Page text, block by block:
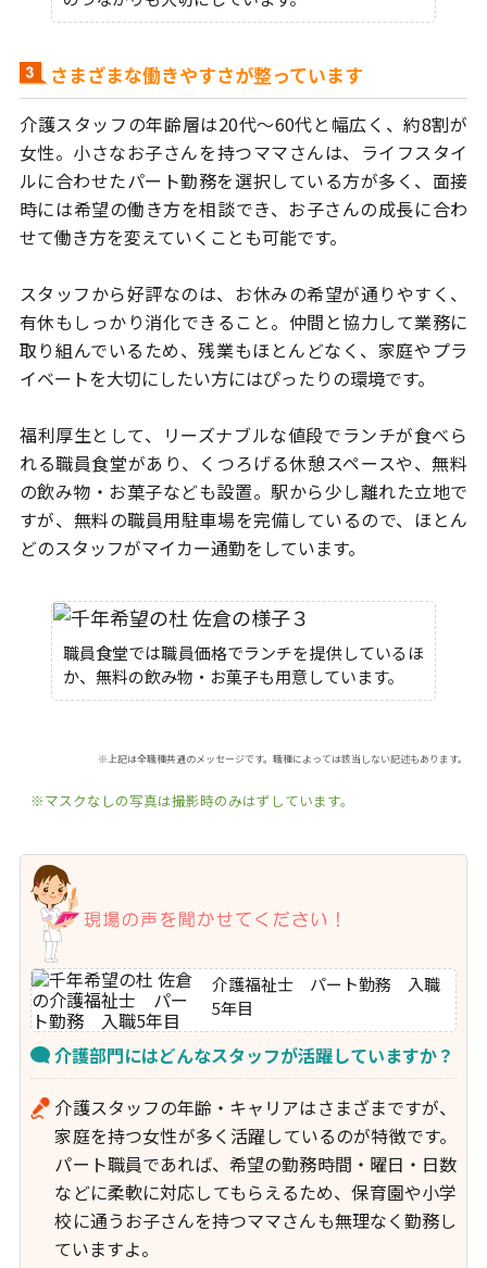
さまざまな働きやすさが整っています
介護スタッフの年齢層は20代～60代と幅広く、約8割が
女性。 小さなお子さんを持つママさんは、ライフスタイ
ルに合わせたパート勤務を選択している方が多く、面接
時には希望の働き方を相談でき、 お子さんの成長に合わ
せて働き方を変えていくことも可能です。
スタッフから好評なのは、お休みの希望が通りやすく、
有休もしっかり消化できること。仲間と協力して業務に
取り組んでいるため、残業もほとんどなく、 家庭やプラ
イベートを大切にしたい方にはぴったりの環境です。
福利厚生として、リーズナブルな値段でランチが食べら
れる職員食堂があり、 くつろげる休憩スペースや、無料
の飲み物・お菓子なども設置。 駅から少し離れた立地で
すが、無料の職員用駐車場を完備しているので、 ほとん
どのスタッフがマイカー通勤をしています。
職員食堂では職員価格でランチを提供しているほ
か、無料の飲み物・お菓子も用意しています。
※上記は全職種共通のメッセージです。職種によっては該当しない記述もあります。
※マスクなしの写真は撮影時のみはずしています。
介護福祉士 パート勤務 入職
5年目
介護部門にはどんなスタッフが活躍していますか？
介護スタッフの年齢・キャリアはさまざまですが、
家庭を持つ女性が多く活躍しているのが特徴です。
パート職員であれば、希望の勤務時間・曜日・日数
などに柔軟に対応してもらえるため、保育園や小学
校に通うお子さんを持つママさんも無理なく勤務し
ていますよ。